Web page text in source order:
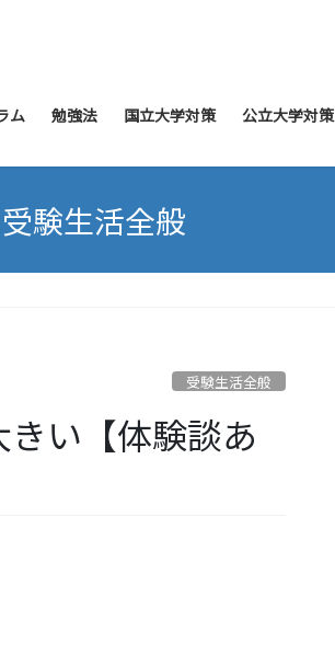
ム 勉強法 国立大学対策 公立大学対策
受験生活全般
受験生活全般
い【体験談あ